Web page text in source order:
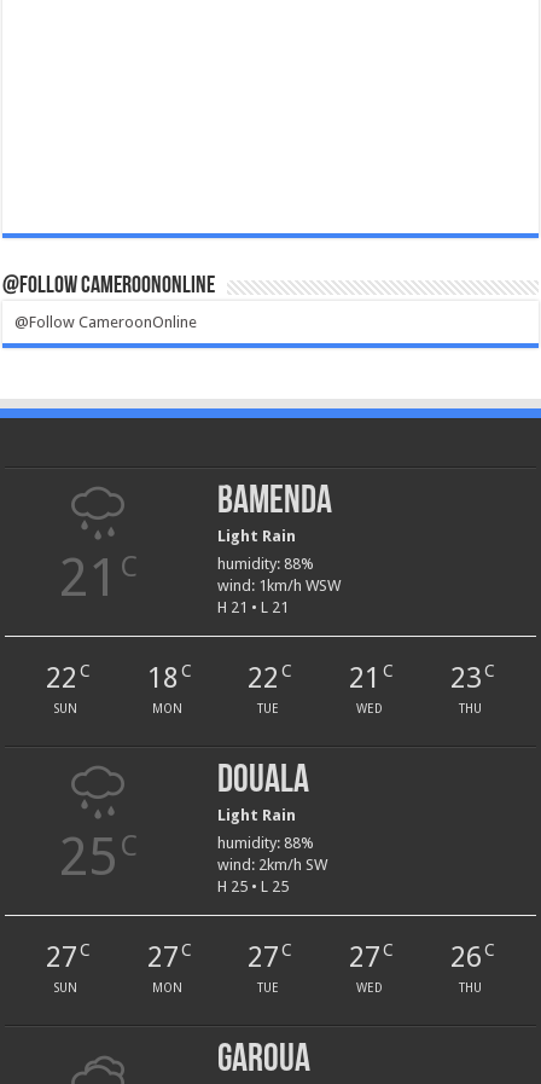
@Follow CameroonOnline
@Follow CameroonOnline
21 C
Bamenda
Light Rain
humidity: 88%
wind: 1km/h WSW
H 21 • L 21
22 C
SUN
18 C
MON
22 C
TUE
21 C
WED
23C
THU
25 C
Douala
Light Rain
humidity: 88%
wind: 2km/h SW
H 25 • L 25
27C
SUN
27C
MON
27 C
TUE
27 C
WED
26C
THU
Garoua